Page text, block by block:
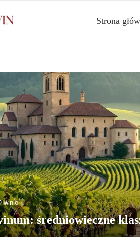
Strona
winie
średniowieczne